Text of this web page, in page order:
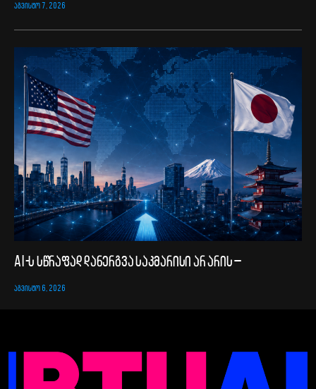
ᲐᲒᲕᲘᲡᲢᲝ 7, 2026
AI-ს სწრაფად დანერგვა საკმარისი არ არის –
ᲐᲒᲕᲘᲡᲢᲝ 6, 2026